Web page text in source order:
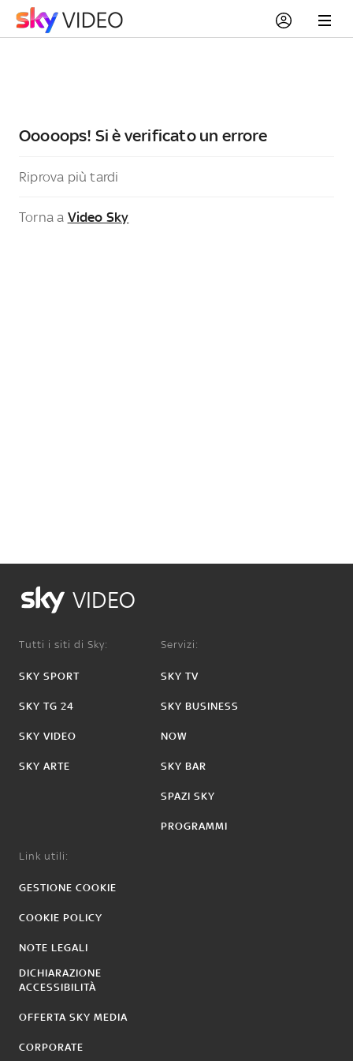
Ooooops! Si è verificato un errore
Riprova più tardi
Torna a Video Sky
VIDEO
Tutti i siti di Sky:
SKY SPORT
SKY TG 24
SKY VIDEO
SKY ARTE
Servizi:
SKY TV
SKY BUSINESS
NOW
SKY BAR
SPAZI SKY
PROGRAMMI
Link utili:
GESTIONE COOKIE
COOKIE POLICY
NOTE LEGALI
DICHIARAZIONE
ACCESSIBILITÀ
OFFERTA SKY MEDIA
CORPORATE